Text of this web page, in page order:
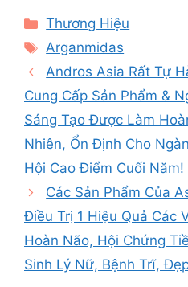
Categories
Thương Hiệu
Tags
Arganmidas
Andros Asia Rất Tự
Cung Cấp Sản Phẩm &
Sáng Tạo Được Làm
Nhiên, Ổn Định Cho
Hội Cao Điểm Cuối Năm!
Các Sản Phẩm Của
Điều Trị 1 Hiệu Quả Các
Hoàn Não, Hội Chứng
Sinh Lý Nữ, Bệnh Trĩ,